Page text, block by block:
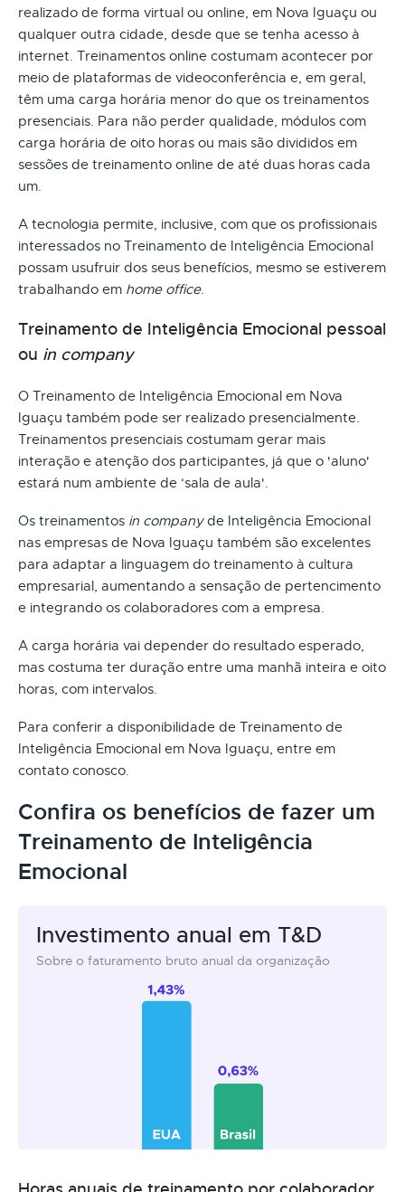
realizado de forma virtual ou online, em Nova Iguaçu ou
qualquer outra cidade, desde que se tenha acesso à
internet. Treinamentos online costumam acontecer por
meio de plataformas de videoconferência e, em geral,
têm uma carga horária menor do que os treinamentos
presenciais. Para não perder qualidade, módulos com
carga horária de oito horas ou mais são divididos em
sessões de treinamento online de até duas horas cada
um.
A tecnologia permite, inclusive, com que os profissionais
interessados no Treinamento de Inteligência Emocional
possam usufruir dos seus benefícios, mesmo se estiverem
trabalhando em home office.
Treinamento de Inteligência Emocional pessoal
ou in company
O Treinamento de Inteligência Emocional em Nova
Iguaçu também pode ser realizado presencialmente.
Treinamentos presenciais costumam gerar mais
interação e atenção dos participantes, já que o 'aluno'
estará num ambiente de ‘sala de aula'.
Os treinamentos in companyde Inteligência Emocional
nas empresas de Nova Iguaçu também são excelentes
para adaptar a linguagem do treinamento à cultura
empresarial, aumentando a sensação de pertencimento
e integrando os colaboradores com a empresa.
A carga horária vai depender do resultado esperado,
mas costuma ter duração entre uma manhã inteira e oito
horas, com intervalos.
Para conferir a disponibilidade de Treinamento de
Inteligência Emocional em Nova Iguaçu, entre em
contato conosco.
Confira os benefícios de fazer um
Treinamento de Inteligência
Emocional
Investimento anual em T&D
Sobre o faturamento bruto anual da organização